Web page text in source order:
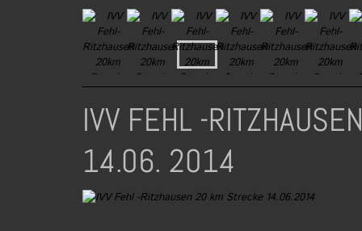
IVV FEHL -
14.06. 2014